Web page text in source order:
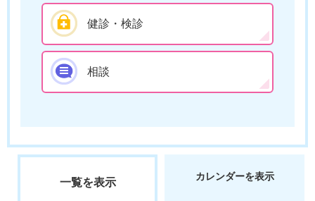
健診・検診
相談
一覧を表示 カレンダーを表示